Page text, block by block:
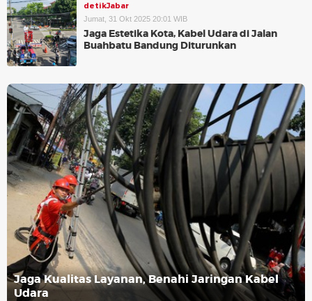
detikJabar
Jumat, 31 Okt 2025 20:01 WIB
Jaga Estetika Kota, Kabel Udara di Jalan
Buahbatu Bandung Diturunkan
Jaga Kualitas Layanan, Benahi Jaringan Kabel
Udara